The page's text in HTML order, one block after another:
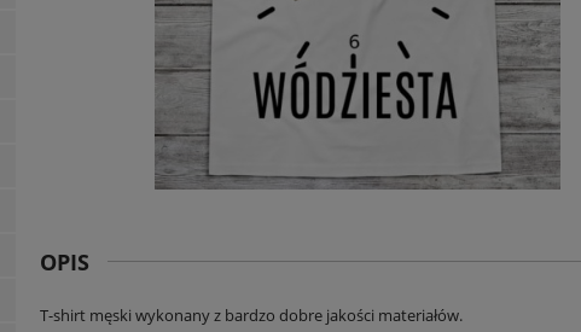
OPIS
T-shirt męski wykonany z bardzo dobre jakości materiałów.